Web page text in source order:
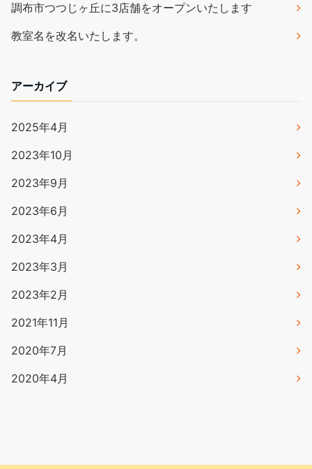
調布市つつじヶ丘に3店舗をオープンいたします
教室名を改名いたします。
アーカイブ
2025年4月
2023年10月
2023年9月
2023年6月
2023年4月
2023年3月
2023年2月
2021年11月
2020年7月
2020年4月